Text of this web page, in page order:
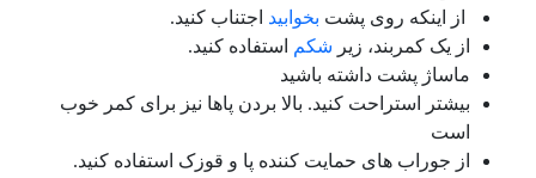
از اینکه روی پشت بخوابید اجتناب کنید.
از یک کمربند، زیر شکم استفاده کنید.
ماساژ پشت داشته باشید
بیشتر استراحت کنید. بالا بردن پاها نیز برای کمر خوب
است
از جوراب های حمایت کننده پا و قوزک استفاده کنید.